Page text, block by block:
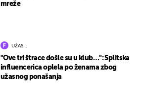
mreže
UŽAS…
"Ove tri štrace došle su u klub…": Splitska
influencerica oplela po ženama zbog
užasnog ponašanja